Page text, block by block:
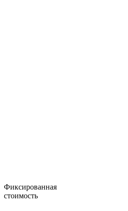
Фиксированная
стоимость